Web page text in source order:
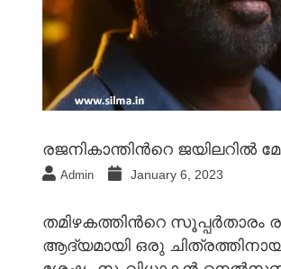
രജനികാന്തിന്‍റെ ജയിലറില്‍
Admin January 6, 2023
തമിഴകത്തിന്‍റെ സൂപ്പര്‍താരം
ആദ്യമായി ഒരു